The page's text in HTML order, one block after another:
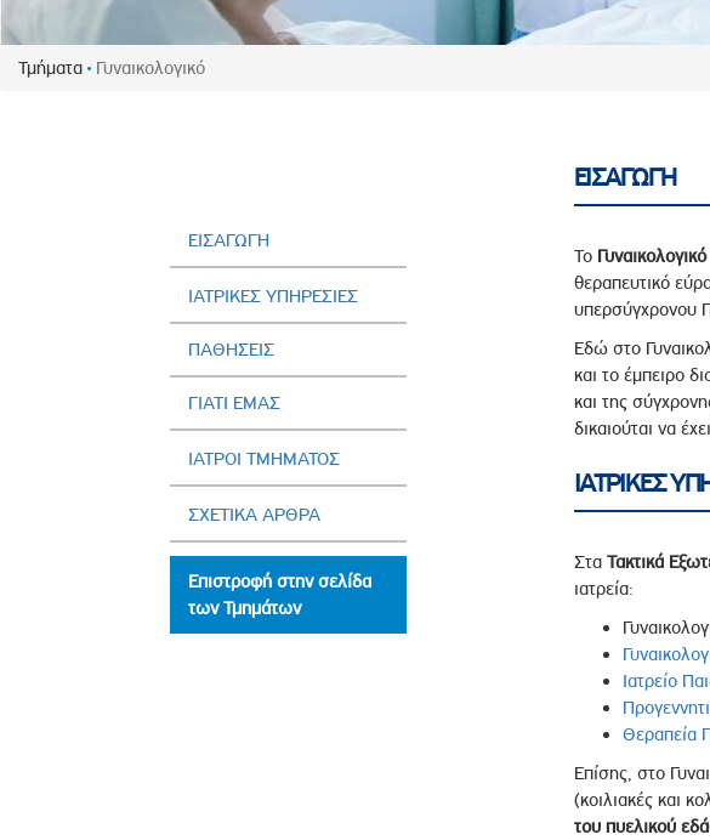
Πολιτική Προσλήψεων Προσωπικού,
Πολιτικές Ασφάλειας Πληροφοριών
Κανονισμός Επιτροπής Αποδοχών -
Διεύθυνση Εσωτερικού Ελέγχου Κανονισμός
Έκθεσης Βιώσιμης Ανάπτυξης 2023
Έκθεση Βιώσιμης Ανάπτυξης 2024
Πολιτική Δέουσας Επιμέλειας Τρίτων Μερών
Πολιτική Αναγνώρισης Προστασίας και
Ειδική Ετήσια Έκθεση
Τμήματα Γυναικολογικό
ΕΙΣΑΓΩΓΗ
ΙΑΤΡΙΚΕΣ ΥΠΗΡΕΣΙΕΣ
ΠΑΘΗΣΕΙΣ
ΓΙΑΤΙ ΕΜΑΣ
ΙΑΤΡΟΙ ΤΜΗΜΑΤΟΣ
ΣΧΕΤΙΚΑ ΑΡΘΡΑ
Επιστροφή στην σελίδα
των Τμημάτων
ΕΙΣΑΓΩΓΗ
Το Γυναικολογικό
θεραπευτικό
υπερσύγχρονου
Εδώ στο
και το έμπειρο
και της
δικαιούται να
ΙΑΤΡΙΚΕΣ
Στα Τακτικά
ιατρεία:
Ιατρείο
Θεραπεία
Επίσης, στο
(κοιλιακές και
του πυελικού